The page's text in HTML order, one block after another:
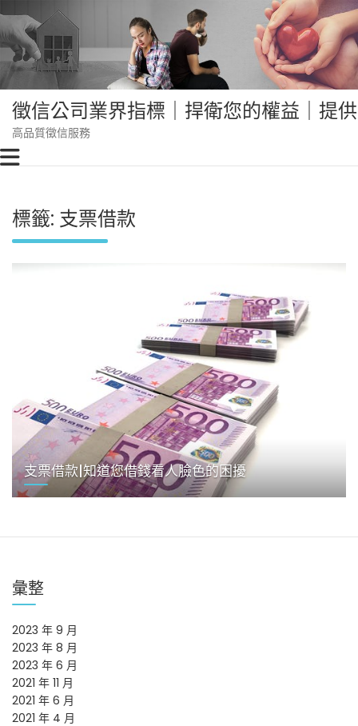
to
content
徵信公司業界指標｜捍衛您的權益｜提
高品質徵信服務
標籤: 支票借款
支票借款|知道您借錢看人臉色的困擾‎
彙整
2023 年 9 月
2023 年 8 月
2023 年 6 月
2021 年 11 月
2021 年 6 月
2021 年 4 月